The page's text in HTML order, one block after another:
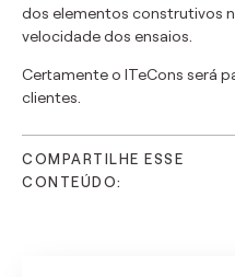
dos elementos construtivos
velocidade dos ensaios.
Certamente o ITeCons será
clientes.
COMPARTILHE ESSE
CONTEÚDO: